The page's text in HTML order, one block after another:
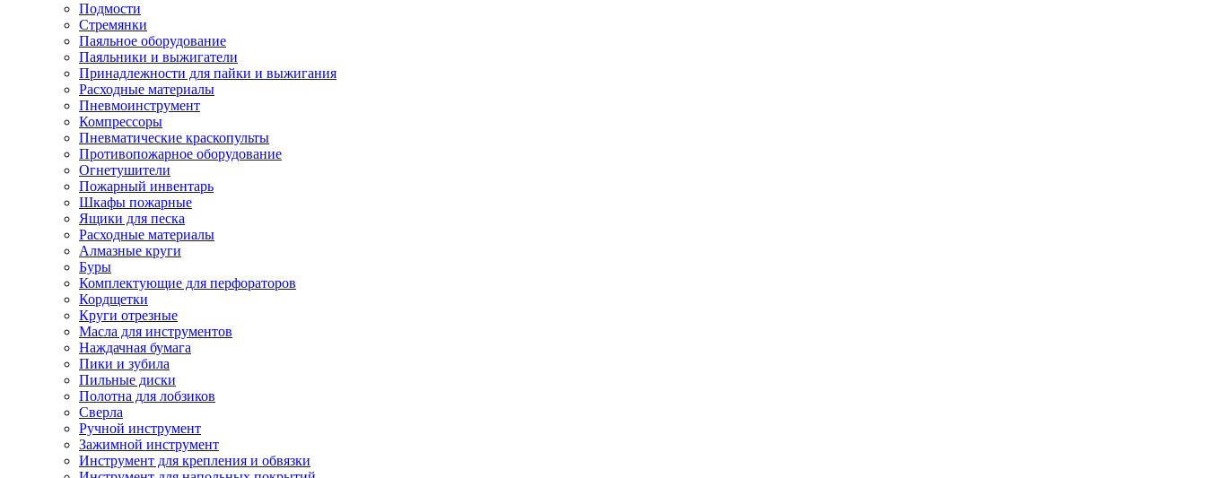
Подмости
Стремянки
Паяльное оборудование
Паяльники и выжигатели
Принадлежности для пайки и выжигания
Расходные материалы
Пневмоинструмент
Компрессоры
Пневматические краскопульты
Противопожарное оборудование
Огнетушители
Пожарный инвентарь
Шкафы пожарные
Ящики для песка
Расходные материалы
Алмазные круги
Буры
Комплектующие для перфораторов
Кордщетки
Круги отрезные
Масла для инструментов
Наждачная бумага
Пики и зубила
Пильные диски
Полотна для лобзиков
Сверла
Ручной инструмент
Зажимной инструмент
Инструмент для крепления и обвязки